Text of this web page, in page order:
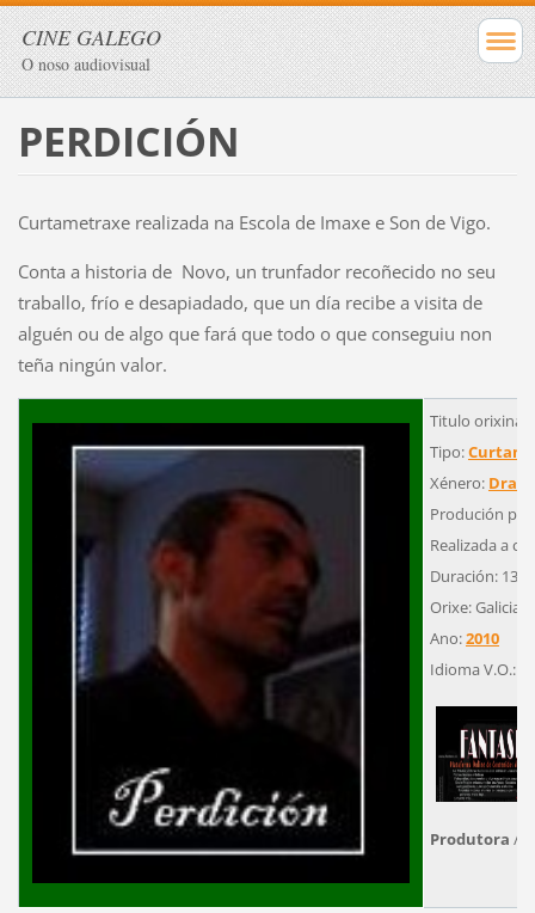
CINE GALEGO
O noso audiovisual
PERDICIÓN
Curtametraxe realizada na Escola de Imaxe e Son de Vigo.
Conta a historia de Novo, un trunfador recoñecido no seu
traballo, frío e desapiadado, que un día recibe a visita de
alguén ou de algo que fará que todo o que conseguiu non
teña ningún valor.
Titulo orixinal:
Tipo:
Xénero:
Produción
Realizada a cor
Duración: 13'
Orixe: Galicia
Ano:2010
Idioma V.O.:
Produtora /